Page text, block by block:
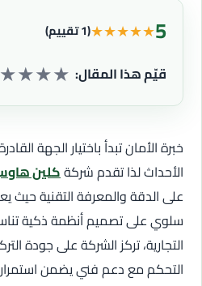
5
★
★
★
★
★(1 تقييم)
قيّم هذا المقال: ★
★
★
★
خبرة الأمان تبدأ باختيار الجهة
الأحداث لذا تقدم شركةكلين
على الدقة والمعرفة التقنية حيث
سلوي على تصميم أنظمة ذكية
التجارية، تركز الشركة على جودة
التحكم مع دعم فني يضمن